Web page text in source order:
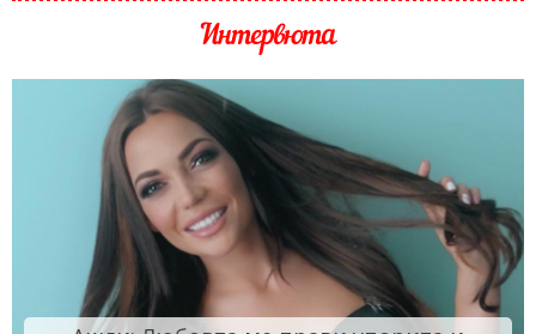
Интервюта